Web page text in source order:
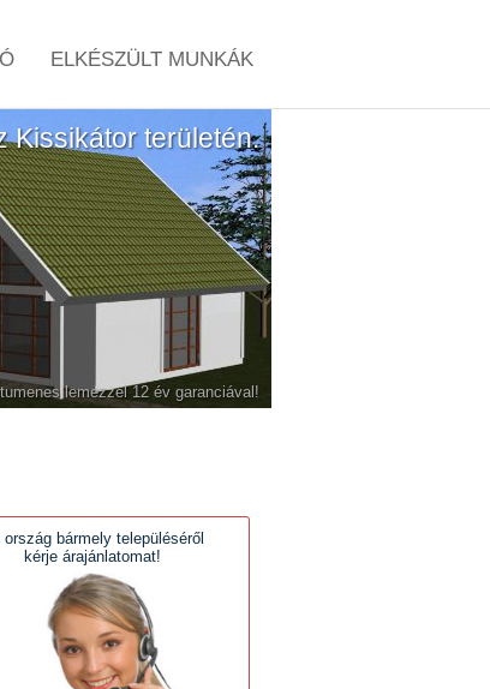
ELKÉSZÜLT MUNKÁK
Kissikátor területén.
lemezzel 12 év garanciával!
ország bármely településéről
kérje árajánlatomat!